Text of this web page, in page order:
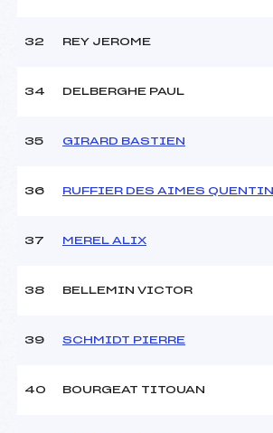
32 REY JEROME
34 DELBERGHE PAUL
35 GIRARD BASTIEN
36 RUFFIER DES AIMES QUENTIN
37 MEREL ALIX
38 BELLEMIN VICTOR
39 SCHMIDT PIERRE
40 BOURGEAT TITOUAN